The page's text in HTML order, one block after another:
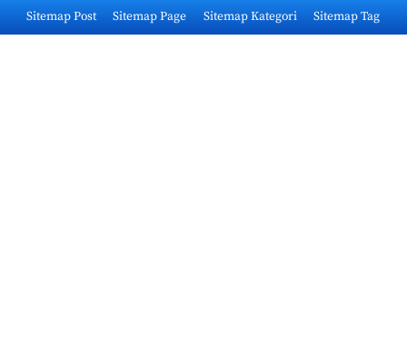
Skip
to
Sitemap Post Sitemap Page Sitemap Kategori Sitemap Tag